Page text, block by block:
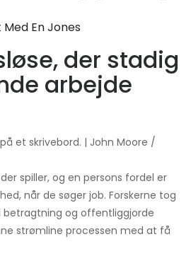
En Jones
der stadig
arbejde
et skrivebord. | John Moore /
spiller, og en persons fordel er
når de søger job. Forskerne tog
betragtning og offentliggjorde
strømline processen med at få